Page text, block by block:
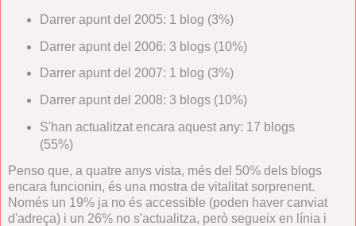
Darrer apunt del 2005: 1 blog (3%)
Darrer apunt del 2006: 3 blogs (10%)
Darrer apunt del 2007: 1 blog (3%)
Darrer apunt del 2008: 3 blogs (10%)
S'han actualitzat encara aquest any: 17 blogs
(55%)
Penso que, a quatre anys vista, més del 50% dels blogs
encara funcionin, és una mostra de vitalitat sorprenent.
Només un 19% ja no és accessible (poden haver canviat
d'adreça) i un 26% no s'actualitza, però segueix en línia i